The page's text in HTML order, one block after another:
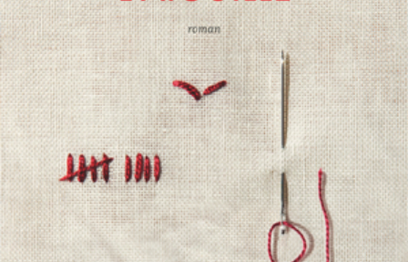
LIRE LA SUITE